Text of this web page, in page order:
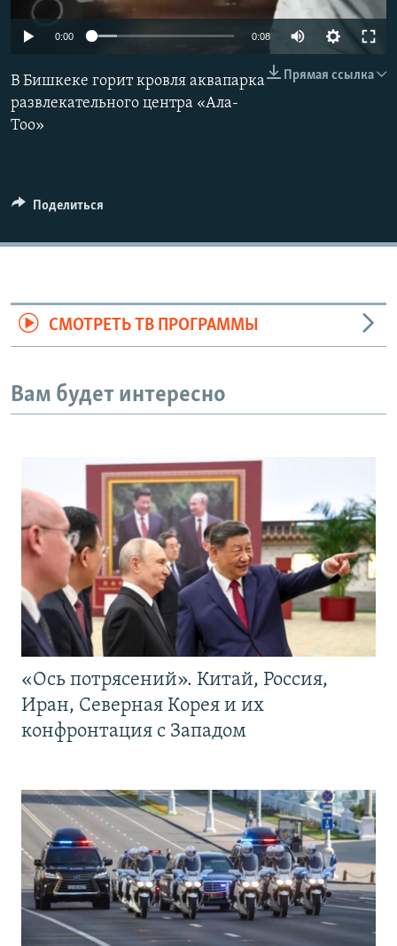
0:00 0:08
Прямая ссылка
В Бишкеке горит кровля аквапарка
развлекательного центра «Ала-
Тоо»
Поделиться
СМОТРЕТЬ ТВ ПРОГРАММЫ
Вам будет интересно
«Ось потрясений». Китай, Россия,
Иран, Северная Корея и их
конфронтация с Западом